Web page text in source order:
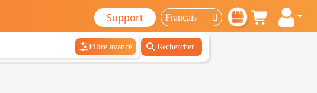
Support
Filtre avancé Rechercher